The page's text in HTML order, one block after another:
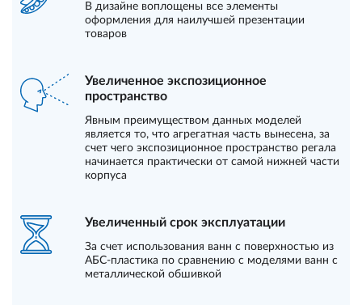
В дизайне воплощены все элементы
оформления для наилучшей презентации
товаров
Увеличенное экспозиционное
пространство
Явным преимуществом данных моделей
является то, что агрегатная часть вынесена, за
счет чего экспозиционное пространство регала
начинается практически от самой нижней части
корпуса
Увеличенный срок эксплуатации
За счет использования ванн с поверхностью из
АБС-пластика по сравнению с моделями ванн с
металлической обшивкой